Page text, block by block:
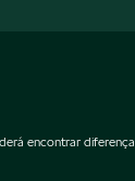
encontrar